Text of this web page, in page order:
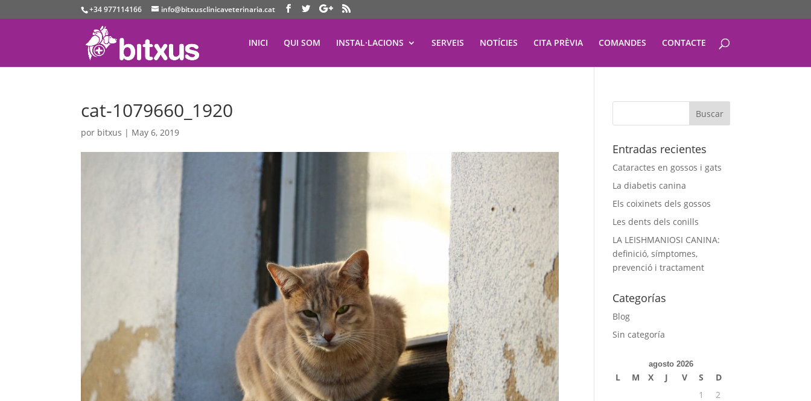
+34 977114166 info@bitxusclinicaveterinaria.cat
INICI QUI SOM INSTAL·LACIONS SERVEIS NOTÍCIES CITA PRÈVIA COMANDES CONTACTE
cat-1079660_1920
por bitxus | May 6, 2019
Entradas recientes
Cataractes en gossos i gats
La diabetis canina
Els coixinets dels gossos
Les dents dels conills
LA LEISHMANIOSI CANINA:
definició, símptomes,
prevenció i tractament
Categorías
Blog
Sin categoría
agosto 2026
L M X J V S
D
1
2